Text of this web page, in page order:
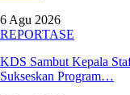
6 Agu 2026
REPORTASE
KDS Sambut Kepala
Sukseskan Program…